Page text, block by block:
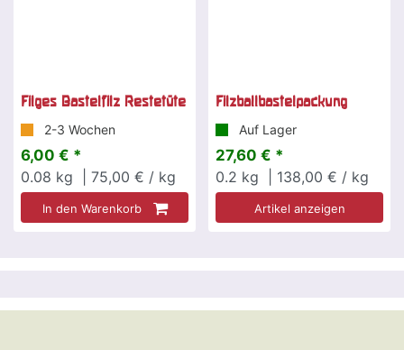
Filges Bastelfilz Restetüte
2-3 Wochen
6,00 € *
0.08 kg | 75,00 € / kg
In den Warenkorb
Filzballbastelpackung
Auf Lager
27,60 € *
0.2 kg | 138,00 € / kg
Artikel anzeigen